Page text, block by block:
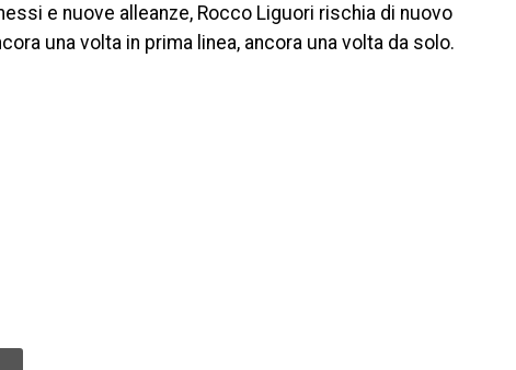
e nuove alleanze, Rocco Liguori rischia di nuovo
una volta in prima linea, ancora una volta da solo.